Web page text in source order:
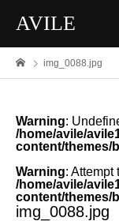
AVILE
img_0088.jpg
Warning:
/home/avile/
content/themes/
Warning: Attempt
/home/avile/
content/themes/
img_0088.jpg